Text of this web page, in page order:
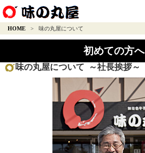
HOME > 味の丸屋について
初めての方へ
味の丸屋について ～社長挨拶～